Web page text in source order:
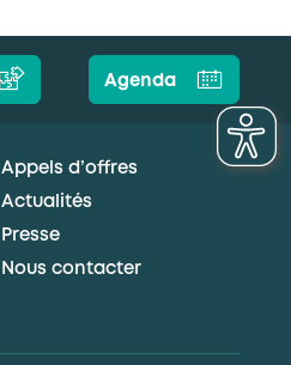
Agenda
Appels d’offres
Actualités
Presse
Nous contacter